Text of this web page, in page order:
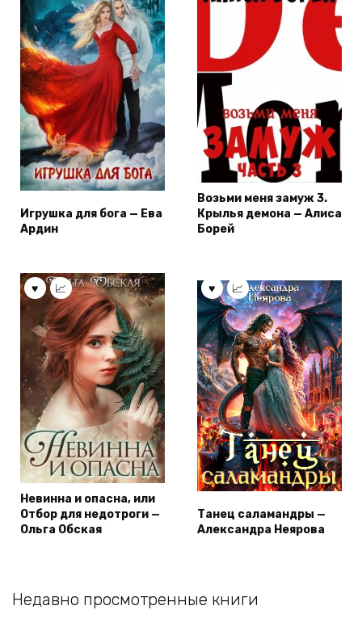
Игрушка для бога — Ева
Ардин
Возьми меня замуж 3.
Крылья демона — Алиса
Борей
Невинна и опасна, или
Отбор для недотроги —
Ольга Обская
Танец саламандры —
Александра Неярова
Недавно просмотренные книги